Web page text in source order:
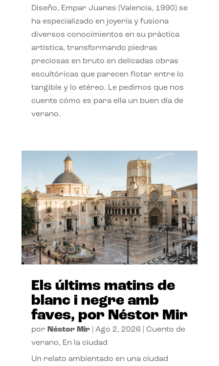
Diseño, Empar Juanes (Valencia, 1990) se
ha especializado en joyería y fusiona
diversos conocimientos en su práctica
artística, transformando piedras
preciosas en bruto en delicadas obras
escultóricas que parecen flotar entre lo
tangible y lo etéreo. Le pedimos que nos
cuente cómo es para ella un buen día de
verano.
Els últims matins de
blanc i negre amb
faves, por Néstor Mir
por Néstor Mir| Ago 2, 2026
Cuento de
verano, En la ciudad
Un relato ambientado en una ciudad